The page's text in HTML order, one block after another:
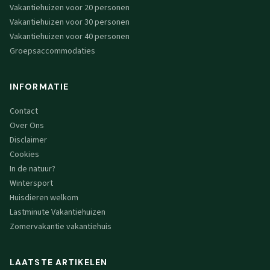
Vakantiehuizen voor 20 personen
Vakantiehuizen voor 30 personen
Vakantiehuizen voor 40 personen
Groepsaccommodaties
INFORMATIE
Contact
Over Ons
Disclaimer
Cookies
In de natuur?
Wintersport
Huisdieren welkom
Lastminute Vakantiehuizen
Zomervakantie vakantiehuis
LAATSTE ARTIKELEN